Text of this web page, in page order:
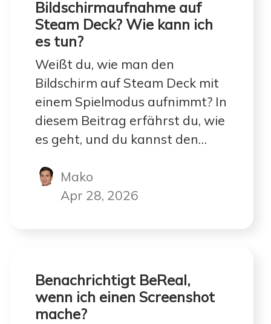
Bildschirmaufnahme auf
Steam Deck? Wie kann ich
es tun?
Weißt du, wie man den
Bildschirm auf Steam Deck mit
einem Spielmodus aufnimmt? In
diesem Beitrag erfährst du, wie
es geht, und du kannst den
Mako
Apr 28, 2026
Benachrichtigt BeReal,
wenn ich einen Screenshot
mache?